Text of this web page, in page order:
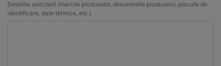
Detaliile solicitarii (marcile produselor, denumireile produselor, placute de
identificare, date tehnice, etc.)